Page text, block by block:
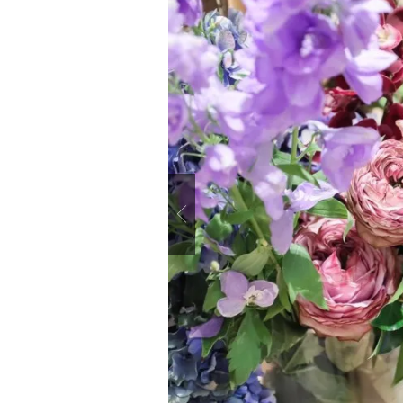
Previous